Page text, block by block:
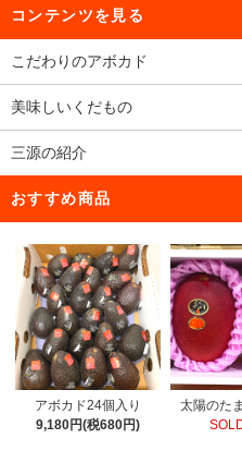
コンテンツを見る
こだわりのアボカド
美味しいくだもの
三源の紹介
おすすめ商品
アボカド24個入り
9,180円(税680円)
太陽のた